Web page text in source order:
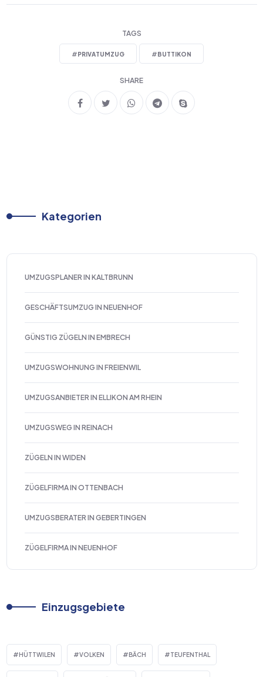
TAGS
#PRIVATUMZUG #BUTTIKON
SHARE
Kategorien
UMZUGSPLANER IN KALTBRUNN
GESCHÄFTSUMZUG IN NEUENHOF
GÜNSTIG ZÜGELN IN EMBRECH
UMZUGSWOHNUNG IN FREIENWIL
UMZUGSANBIETER IN ELLIKON AM RHEIN
UMZUGSWEG IN REINACH
ZÜGELN IN WIDEN
ZÜGELFIRMA IN OTTENBACH
UMZUGSBERATER IN GEBERTINGEN
ZÜGELFIRMA IN NEUENHOF
Einzugsgebiete
HÜTTWILEN VOLKEN BÄCH TEUFENTHAL